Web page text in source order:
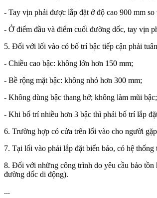
- Tay vịn phải được lắp đặt ở độ cao 900 mm
- Ở điểm đầu và điểm cuối đường dốc, tay vịn
5. Đối với lối vào có bố trí bậc tiếp cận phải
- Chiều cao bậc: không lớn hơn 150 mm;
- Bề rộng mặt bậc: không nhỏ hơn 300 mm;
- Không dùng bậc thang hở; không làm mũi bậc;
- Khi bố trí nhiều hơn 3 bậc thì phải bố trí lắp
6. Trường hợp có cửa trên lối vào cho người
7. Tại lối vào phải lắp đặt biển báo, có hệ
8. Đối với những công trình do yêu cầu bảo tồn
đường dốc di động).
...